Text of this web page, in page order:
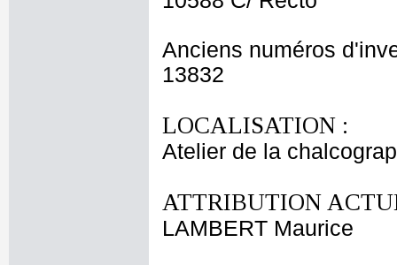
Anciens numéros
13832
LOCALISATION :
Atelier de la
ATTRIBUTION
LAMBERT Maurice